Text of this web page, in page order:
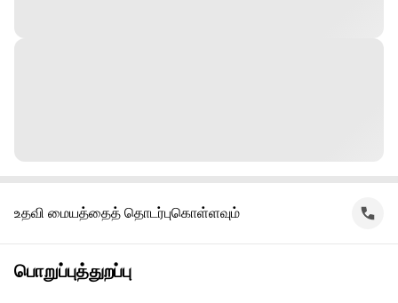
உதவி மையத்தைத் தொடர்புகொள்ளவும்
பொறுப்புத்துறப்பு